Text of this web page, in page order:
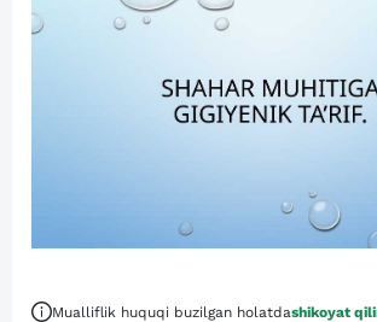
Mualliflik huquqi buzilgan holatdashikoyat